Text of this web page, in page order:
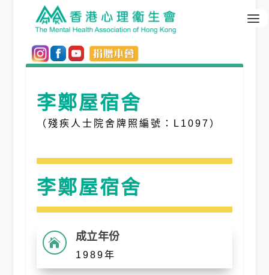
李鄭屋宿舍
（殘疾人士院舍牌照編號：L1097）
李鄭屋宿舍
 成立年份
1989年